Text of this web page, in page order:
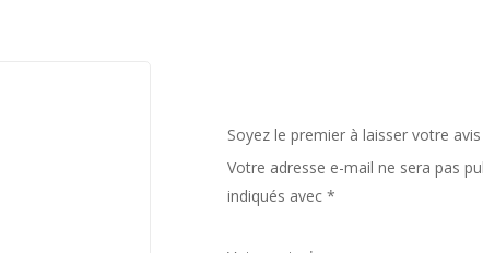
Soyez le premier à laisser votre
Votre adresse e-mail ne sera pas
indiqués avec *